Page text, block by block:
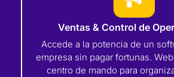
Ventas & Control de
Accede a la potencia de un
empresa sin pagar fortunas.
centro de mando para